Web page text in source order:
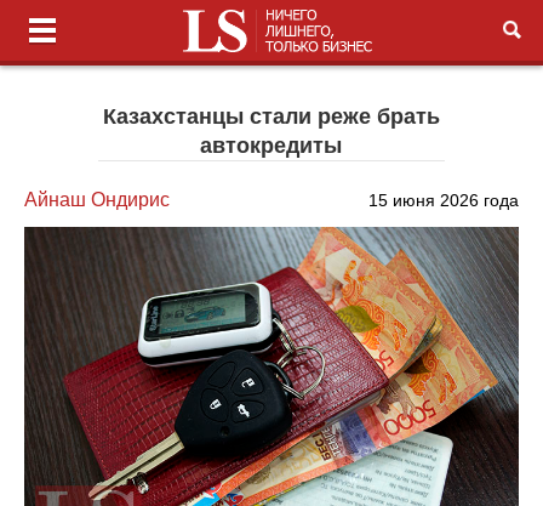
Казахстанцы стали реже брать
автокредиты
Айнаш Ондирис 15 июня 2026 года